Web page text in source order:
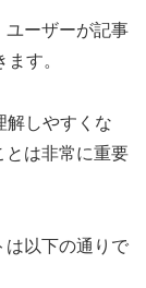
ユーザーが記事
す。
解しやすくな
とは非常に重要
は以下の通りで